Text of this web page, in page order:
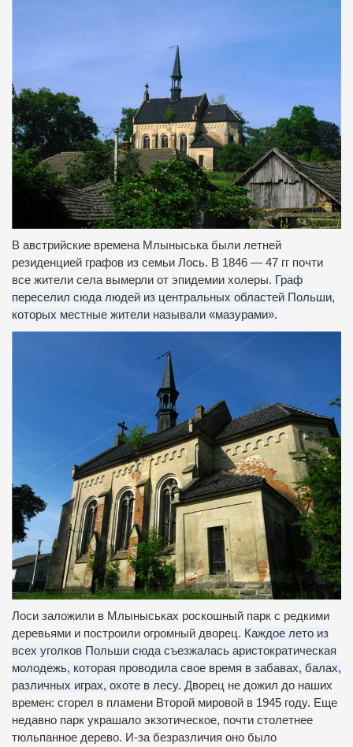
В австрийские времена Млыныська были летней
резиденцией графов из семьи Лось. В 1846 — 47 гг почти
все жители села вымерли от эпидемии холеры. Граф
переселил сюда людей из центральных областей Польши,
которых местные жители называли «мазурами».
Лоси заложили в Млыныськах роскошный парк с редкими
деревьями и построили огромный дворец. Каждое лето из
всех уголков Польши сюда съезжалась аристократическая
молодежь, которая проводила свое время в забавах, балах,
различных играх, охоте в лесу. Дворец не дожил до наших
времен: сгорел в пламени Второй мировой в 1945 году. Еще
недавно парк украшало экзотическое, почти столетнее
тюльпанное дерево. И-за безразличия оно было